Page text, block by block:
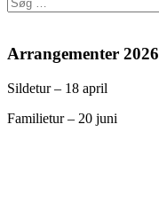
efter:
Arrangementer 2026
Sildetur – 18 april
Familietur – 20 juni